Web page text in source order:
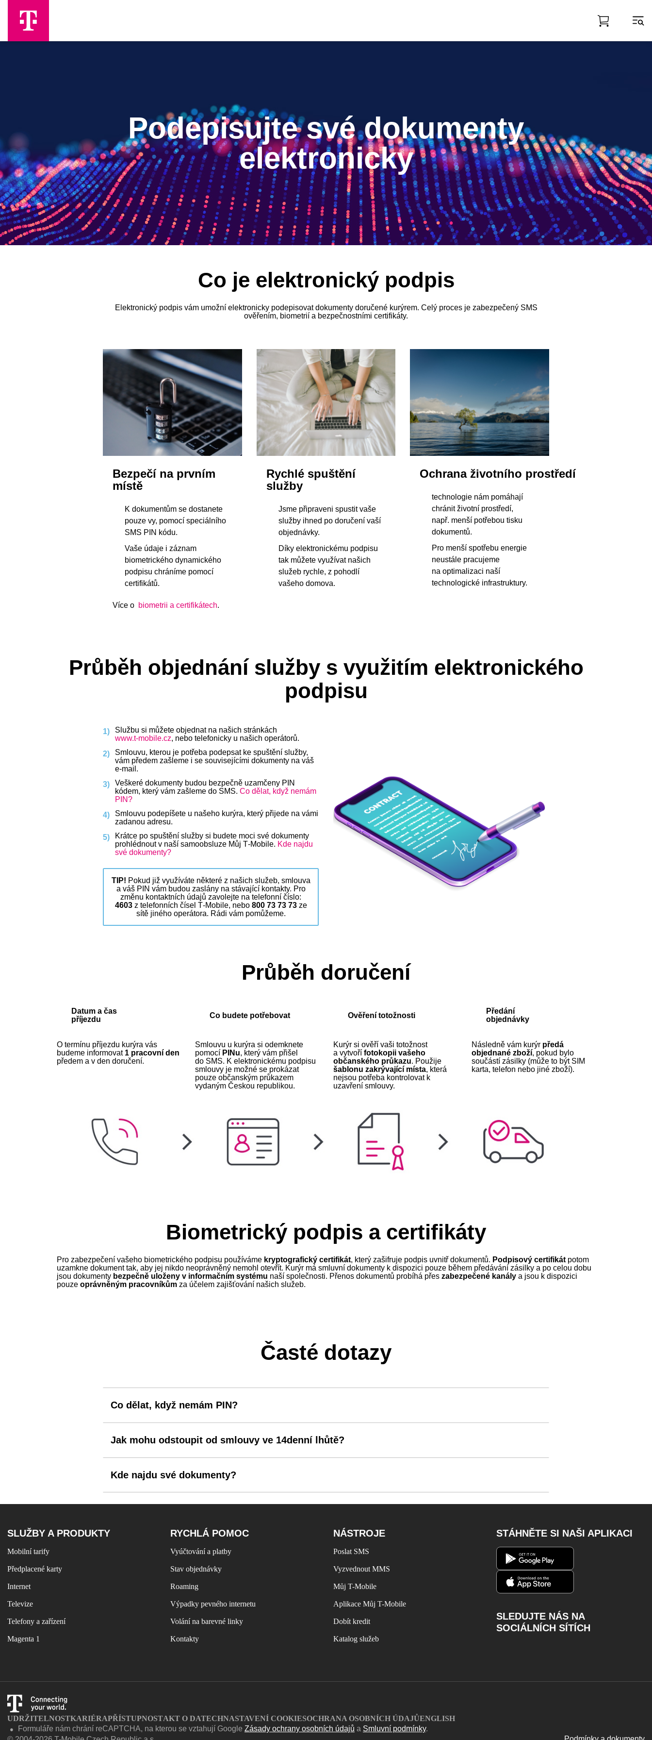
Podepisujte své dokumenty
elektronicky
Co je elektronický podpis
Elektronický podpis vám umožní elektronicky podepisovat dokumenty doručené kurýrem. Celý proces je zabezpečený SMS
ověřením, biometrií a bezpečnostními certifikáty.
Bezpečí na prvním
místě
K dokumentům se dostanete
pouze vy, pomocí speciálního
SMS PIN kódu.
Vaše údaje i záznam
biometrického dynamického
podpisu chráníme pomocí
certifikátů.
Více o biometrii a certifikátech.
Rychlé spuštění
služby
Jsme připraveni spustit vaše
služby ihned po doručení vaší
objednávky.
Díky elektronickému podpisu
tak můžete využívat našich
služeb rychle, z pohodlí
vašeho domova.
Ochrana životního prostředí
technologie nám pomáhají
chránit životní prostředí,
např. menší potřebou tisku
dokumentů.
Pro menší spotřebu energie
neustále pracujeme
na optimalizaci naší
technologické infrastruktury.
Průběh objednání služby s využitím elektronického
podpisu
Službu si můžete objednat na našich stránkách
www.t‑mobile.cz, nebo telefonicky u našich operátorů.
Smlouvu, kterou je potřeba podepsat ke spuštění služby,
vám předem zašleme i se souvisejícími dokumenty na váš
e‑mail.
Veškeré dokumenty budou bezpečně uzamčeny PIN
kódem, který vám zašleme do SMS. Co dělat, když nemám
PIN?
Smlouvu podepíšete u našeho kurýra, který přijede na vámi
zadanou adresu.
Krátce po spuštění služby si budete moci své dokumenty
prohlédnout v naší samoobsluze Můj T‑Mobile. Kde najdu
své dokumenty?
TIP! Pokud již využíváte některé z našich služeb, smlouva
a váš PIN vám budou zaslány na stávající kontakty. Pro
změnu kontaktních údajů zavolejte na telefonní číslo:
4603z telefonních čísel T‑Mobile, nebo 800 73 73 73ze
sítě jiného operátora. Rádi vám pomůžeme.
Průběh doručení
Datum a čas
příjezdu
Co budete potřebovat Ověření totožnosti
Předání
objednávky
O termínu příjezdu kurýra vás
budeme informovat 1 pracovní den
předem a v den doručení.
Smlouvu u kurýra si odemknete
pomocí PINu, který vám přišel
do SMS. K elektronickému podpisu
smlouvy je možné se prokázat
pouze občanským průkazem
vydaným Českou republikou.
Kurýr si ověří vaši totožnost
a vytvoří fotokopii vašeho
občanského průkazu. Použije
šablonu zakrývající místa, která
nejsou potřeba kontrolovat k
uzavření smlouvy.
Následně vám kurýr předá
objednané zboží, pokud bylo
součástí zásilky (může to být SIM
karta, telefon nebo jiné zboží).
Biometrický podpis a certifikáty
Pro zabezpečení vašeho biometrického podpisu používáme kryptografický certifikát, který zašifruje podpis uvnitř dokumentů. Podpisový certifikát potom
uzamkne dokument tak, aby jej nikdo neoprávněný nemohl otevřít. Kurýr má smluvní dokumenty k dispozici pouze během předávání zásilky a po celou dobu
jsou dokumenty bezpečně uloženy v informačním systému naší společnosti. Přenos dokumentů probíhá přes zabezpečené kanály a jsou k dispozici
pouze oprávněným pracovníkům za účelem zajišťování našich služeb.
Časté dotazy
Co dělat, když nemám PIN?
Jak mohu odstoupit od smlouvy ve 14denní lhůtě?
Kde najdu své dokumenty?
SLUŽBY A PRODUKTY
Mobilní tarify
Předplacené karty
Internet
Televize
Telefony a zařízení
Magenta 1
RYCHLÁ POMOC
Vyúčtování a platby
Stav objednávky
Roaming
Výpadky pevného internetu
Volání na barevné linky
Kontakty
NÁSTROJE
Poslat SMS
Vyzvednout MMS
Můj T-Mobile
Aplikace Můj T-Mobile
Dobít kredit
Katalog služeb
STÁHNĚTE SI NAŠI APLIKACI
SLEDUJTE NÁS NA
SOCIÁLNÍCH SÍTÍCH
UDRŽITELNOSTKARIÉRAPŘÍSTUPNOSTAKT O DATECHNASTAVENÍ COOKIESOCHRANA OSOBNÍCH ÚDAJŮENGLISH
● Formuláře nám chrání reCAPTCHA, na kterou se vztahují Google Zásady ochrany osobních údajů a Smluvní podmínky.